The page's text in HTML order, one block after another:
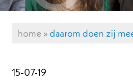
home»daarom doen zij
15-07-19